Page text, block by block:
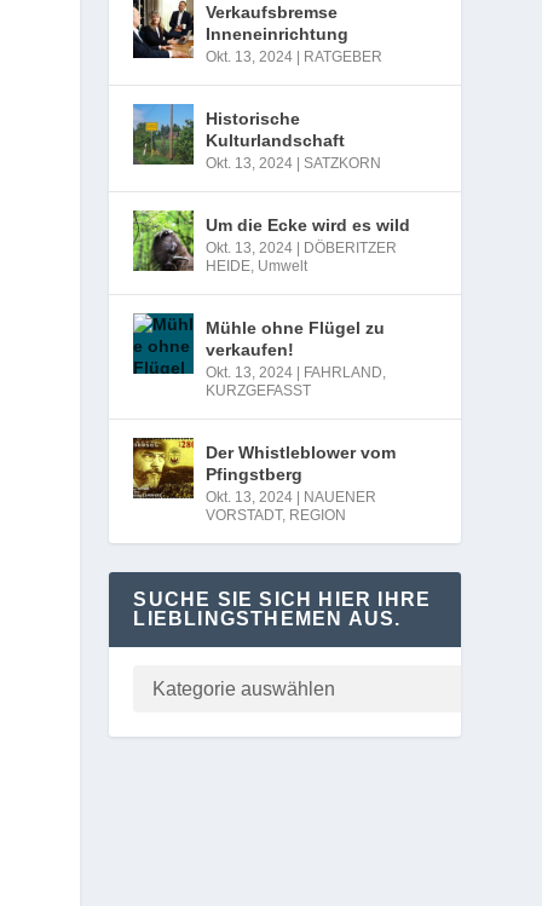
Verkaufsbremse
Inneneinrichtung
Okt. 13, 2024 RATGEBER
Historische
Kulturlandschaft
Okt. 13, 2024 |SATZKORN
Um die Ecke wird es wild
Okt. 13, 2024
DÖBERITZER
HEIDE, Umwelt
Mühle ohne Flügel zu
verkaufen!
Okt. 13, 2024 FAHRLAND,
KURZGEFASST
Der Whistleblower vom
Pfingstberg
Okt. 13, 2024
NAUENER
VORSTADT, REGION
SUCHE SIE SICH HIER IHRE
LIEBLINGSTHEMEN AUS.